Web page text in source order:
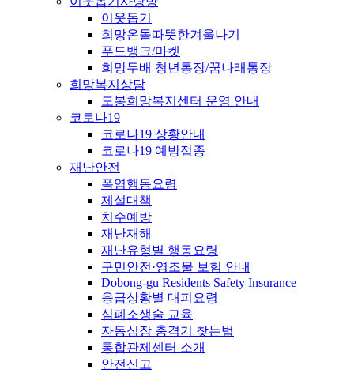
이웃돕기
희망온돌따뜻한겨울나기
푸드뱅크/마켓
희망두배 청년통장/꿈나래통장
희망복지상담
도봉희망복지센터 운영 안내
코로나19
코로나19 상황안내
코로나19 예방접종
재난안전
폭염행동요령
제설대책
치수예방
재난재해
재난유형별 행동요령
구민안전·영조물 보험 안내
Dobong-gu Residents Safety Insurance
응급상황별 대피요령
심폐소생술 교육
자동심장 충격기 찾는법
통합관제센터 소개
안전신고